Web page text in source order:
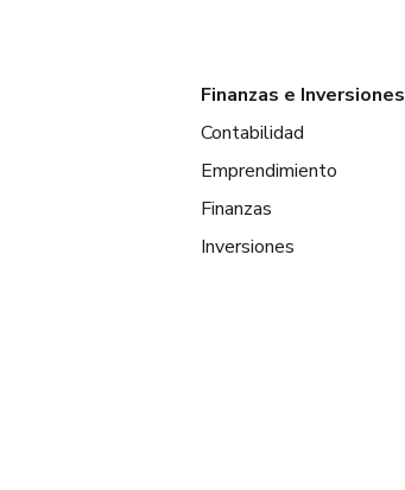
Finanzas e Inversiones
Contabilidad
Emprendimiento
Finanzas
Inversiones